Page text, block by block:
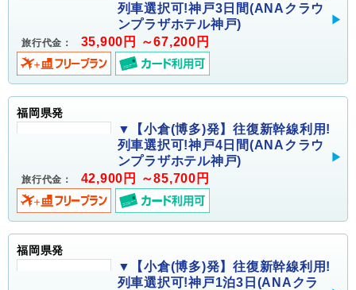
列車選択可!神戸3日間(ANAクラウ
ンプラザホテル神戸)
旅行代金： 35,900円 ～67,200円
福岡県発
▼【小倉(博多)発】往復新幹線利用!
列車選択可!神戸4日間(ANAクラウ
ンプラザホテル神戸)
旅行代金： 42,900円 ～85,700円
福岡県発
▼【小倉(博多)発】往復新幹線利用!
列車選択可!神戸1泊3日(ANAクラ